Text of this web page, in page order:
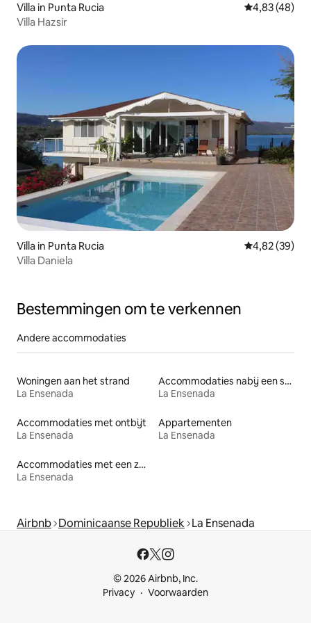
Villa in Punta Rucia Gemiddelde
4,83 (48)
Villa Hazsir
Villa in Punta Rucia Gemiddelde
4,82 (39)
Villa Daniela
Bestemmingen om te verkennen
Andere accommodaties
Woningen aan het strand
La Ensenada
Accommodaties nabij een strand
La Ensenada
Accommodaties met ontbijt
La Ensenada
Appartementen
La Ensenada
Accommodaties met een zwembad
La Ensenada
Airbnb Dominicaanse Republiek La Ensenada
© 2026 Airbnb, Inc.
Privacy
Voorwaarden